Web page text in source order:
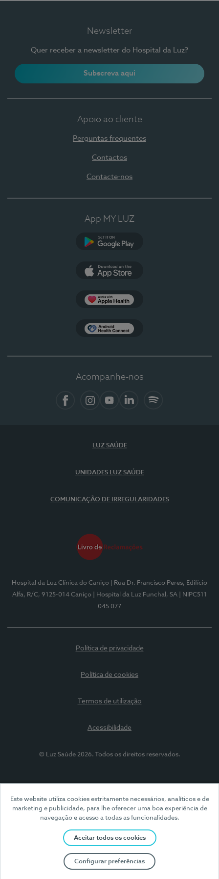
Este website utiliza cookies estritamente necessários, analíticos e de
marketing e publicidade, para lhe oferecer uma boa experiência de
navegação e acesso a todas as funcionalidades.
Aceitar todos os cookies
Configurar preferências
Newsletter
Quer receber a newsletter do Hospital da Luz?
Subscreva aqui
Apoio ao cliente
Perguntas frequentes
Contactos
Contacte-nos
App MY LUZ
Acompanhe-nos
LUZ SAÚDE
UNIDADES LUZ SAÚDE
COMUNICAÇÃO DE IRREGULARIDADES
Hospital da Luz Clínica do Caniço
| Rua Dr. Francisco Peres, Edifício
Alfa, R/C, 9125-014 Caniço
| Hospital da Luz Funchal, SA
| NIPC511
045 077
Política de privacidade
Política de cookies
Termos de utilização
Acessibilidade
© Luz Saúde 2026. Todos os direitos reservados.